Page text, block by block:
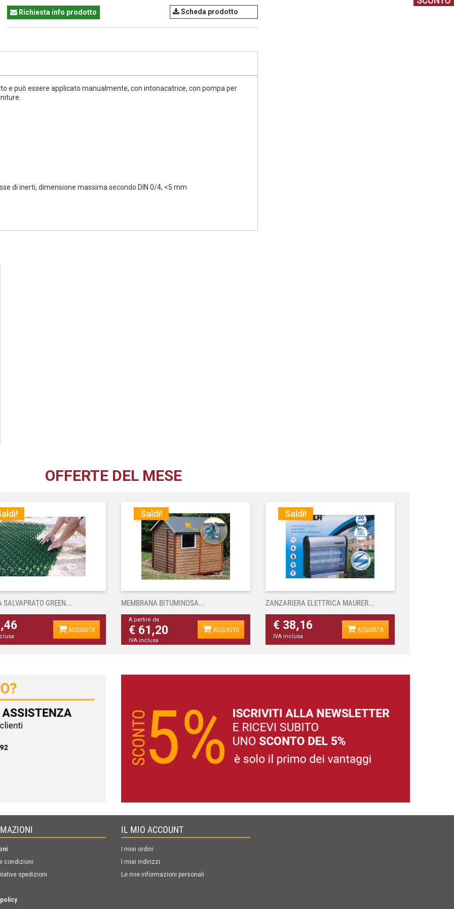
Richiesta info prodotto Scheda prodotto
e può essere applicato manualmente, con intonacatrice, con pompa per
di inerti, dimensione massima secondo DIN 0/4, <5 mm
OFFERTE DEL MESE
SALVAPRATO GREEN...
ACQUISTA
Saldi!
MEMBRANA BITUMINOSA...
A partire da
€ 61,20
IVA inclusa
ACQUISTA
Saldi!
ZANZARIERA ELETTRICA MAURER...
€ 38,16
IVA inclusa
ACQUISTA
condizioni
spedizioni
IL MIO ACCOUNT
I miei ordini
I miei indirizzi
Le mie informazioni personali